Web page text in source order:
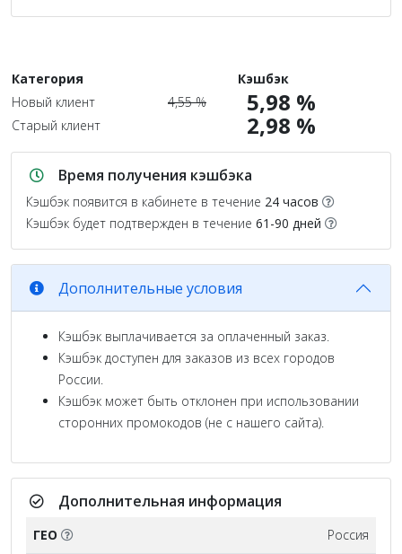
Категория
Кэшбэк
Новый клиент
4,55 % 5,98 %
Старый клиент 2,98 %
Время получения кэшбэка
Кэшбэк появится в кабинете в течение 24 часов
Кэшбэк будет подтвержден в течение 61-90 дней
Дополнительные условия
Кэшбэк выплачивается за оплаченный заказ.
Кэшбэк доступен для заказов из всех городов
России.
Кэшбэк может быть отклонен при использовании
сторонних промокодов (не с нашего сайта).
Дополнительная информация
ГЕО Россия